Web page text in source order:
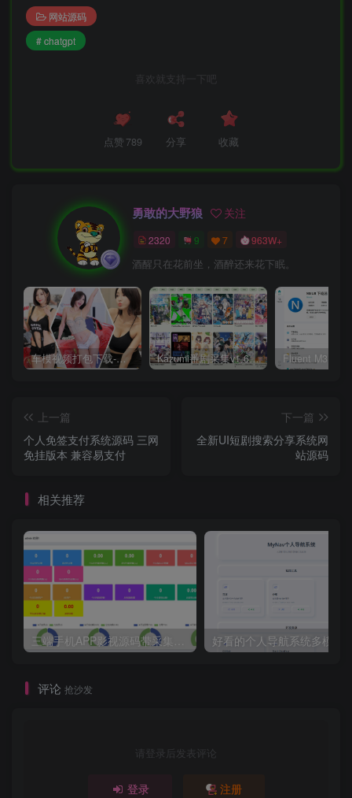
网站源码
# chatgpt
喜欢就支持一下吧
点赞 789 分享 收藏
勇敢的大野狼 关注
2320 9 7 963W+
酒醒只在花前坐，酒醉还来花下眠。
车模视频打包下载-高清无水印版 Kazumi番剧采集v1.6.9：支持自定义规则+在线观看+弹幕，跨平台下载
上一篇
个人免签支付系统源码 三网
免挂版本 兼容易支付
下一篇
全新UI短剧搜索分享系统网
站源码
相关推荐
三端手机APP影视源码带采集手机H5源码带VIP卡密功能
评论 抢沙发
请登录后发表评论
登录 注册